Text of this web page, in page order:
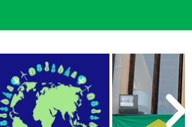
SUBSCRIBE
EDUCATIONAL LICENSES
GIFT CARDS